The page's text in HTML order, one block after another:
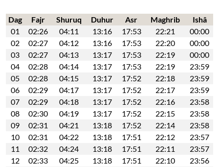
Dag Fajr Shuruq Duhur Asr Maghrib
Ishâ
01
02:26 04:11 13:16 17:53 22:21
00:00
02
02:27 04:12 13:16 17:53 22:20
00:00
03
02:27 04:13 13:17 17:53 22:19
00:00
04
02:28 04:14 13:17 17:53 22:19
23:59
05
02:28 04:15 13:17 17:52 22:18
23:59
06
02:29 04:17 13:17 17:52 22:17
23:59
07
02:29 04:18 13:17 17:52 22:16
23:58
08
02:30 04:19 13:17 17:52 22:15
23:58
09
02:31 04:21 13:18 17:52 22:14
23:58
10
02:31 04:22 13:18 17:51 22:12
23:57
11
02:32 04:24 13:18 17:51 22:11
23:57
12
02:33 04:25 13:18 17:51 22:10
23:56